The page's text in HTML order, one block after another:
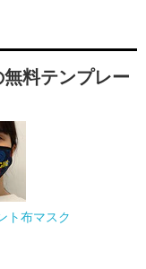
料テンプレー
ト布マスク